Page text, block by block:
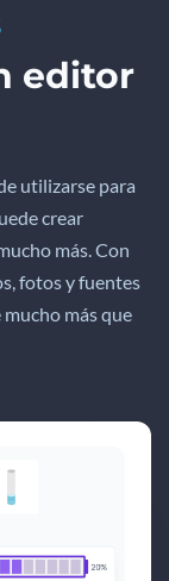
editor
utilizarse para
crear
más. Con
fotos y fuentes
más que